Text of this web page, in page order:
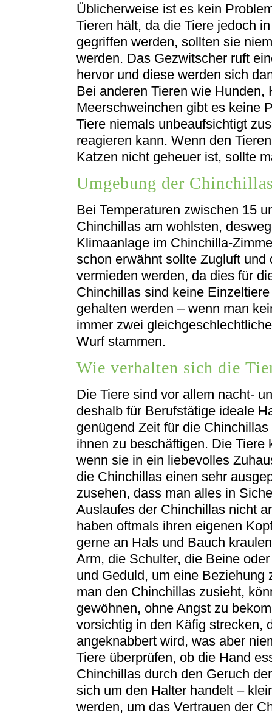
Üblicherweise ist es kein
Tieren hält, da die Tiere jedoch
gegriffen werden, sollten sie
werden. Das Gezwitscher ruft
hervor und diese werden sich
Bei anderen Tieren wie Hunden,
Meerschweinchen gibt es keine
Tiere niemals unbeaufsichtigt
reagieren kann. Wenn den
Katzen nicht geheuer ist, sollte
Umgebung der
Bei Temperaturen zwischen 15
Chinchillas am wohlsten,
Klimaanlage im Chinchilla-
schon erwähnt sollte Zugluft
vermieden werden, da dies für
Chinchillas sind keine
gehalten werden – wenn man
immer zwei
Wurf stammen.
Wie verhalten sich die
Die Tiere sind vor allem nacht-
deshalb für Berufstätige ideale
genügend Zeit für die
ihnen zu beschäftigen. Die
wenn sie in ein liebevolles
die Chinchillas einen sehr
zusehen, dass man alles in
Auslaufes der Chinchillas nicht
haben oftmals ihren eigenen
gerne an Hals und Bauch
Arm, die Schulter, die Beine
und Geduld, um eine Beziehung
man den Chinchillas zusieht,
gewöhnen, ohne Angst zu
vorsichtig in den Käfig strecken,
angeknabbert wird, was aber
Tiere überprüfen, ob die Hand
Chinchillas durch den Geruch
sich um den Halter handelt –
werden, um das Vertrauen der